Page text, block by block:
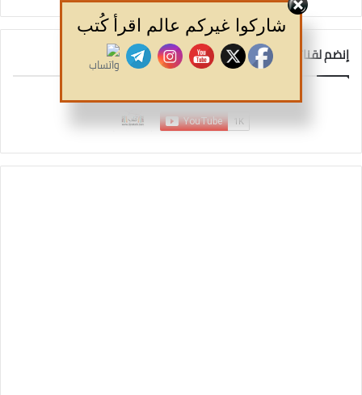
إنضم لقناتنا
شاركوا غيركم عالم اقرأ كُتب